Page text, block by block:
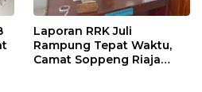
Laporan RRK Juli
Rampung Tepat Waktu,
Camat Soppeng Riaja